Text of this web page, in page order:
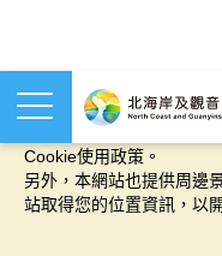
本網站使用cookies等相
您提供更佳的體驗，當您
Cookie使用政策。
另外，本網站也提供周邊
站取得您的位置資訊，以